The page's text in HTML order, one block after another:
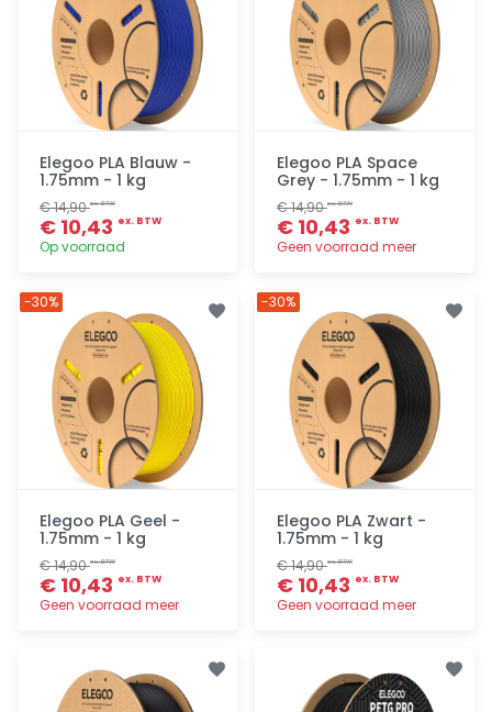
Elegoo PLA Blauw -
1.75mm - 1 kg
€ 14,90ex. BTW
€ 10,43 ex. BTW
Op voorraad
Elegoo PLA Space
Grey - 1.75mm - 1 kg
€ 14,90ex. BTW
€ 10,43 ex. BTW
Geen voorraad meer
Elegoo PLA Geel -
1.75mm - 1 kg
€ 14,90ex. BTW
€ 10,43 ex. BTW
Geen voorraad meer
-30%
Elegoo PLA Zwart -
1.75mm - 1 kg
€ 14,90ex. BTW
€ 10,43 ex. BTW
Geen voorraad meer
-30%